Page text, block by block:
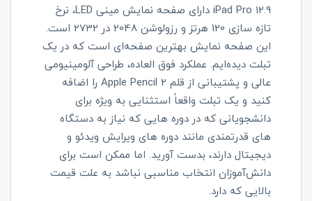
iPad Pro 12.9 دارای صفحه نمایش مینی LED، نرخ
تازه سازی 120 هرتز و رزولوشن 2048 در 2732 است.
این صفحه نمایش بهترین صفحه‌ای است که در یک
تبلت دیده‌ایم. عملکرد فوق العاده، طراحی آلومینیومی
عالی و پشتیبانی از قلم Apple Pencil 2 را اضافه
کنید و یک تبلت واقعاً استثنایی به ویژه برای
دانشجویانی که در دوره هایی که نیاز به دستگاه
های قدرتمندی مانند دوره های ویرایش ویدئو و
دیجیتال دارند، بدست آورید. اما ممکن است برای
دانش‌‌آموزان انتخاب مناسبی نباشد به علت قیمت
بالایی که دارد.